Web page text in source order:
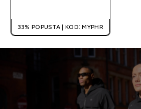
33% POPUSTA | KOD: MYPHR